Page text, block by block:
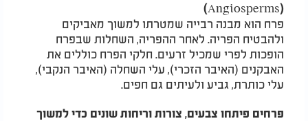
(Angiosperms)
פרח הוא מבנה רבייה שמטרתו למשוך מאביקים
ולהבטיח הפריה. לאחר ההפריה, השחלות שבפרח
הופכות לפרי שמכיל זרעים. חלקי הפרח כוללים את
האבקנים (האיבר הזכרי), עלי השחלה (האיבר הנקבי),
עלי כותרת, גביע ולעיתים גם חפים.
פרחים פיתחו צבעים, צורות וריחות שונים כדי למשוך